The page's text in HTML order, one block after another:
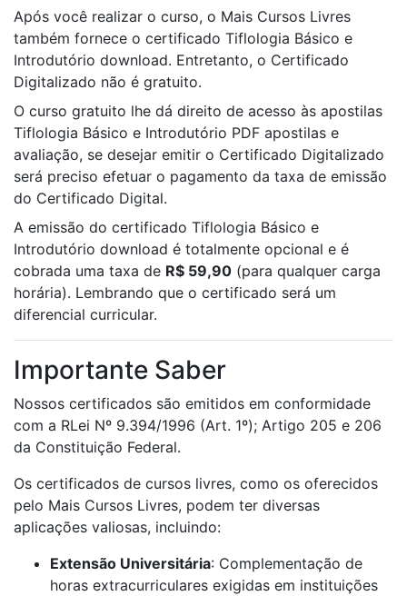
Após você realizar o curso, o Mais Cursos Livres
também fornece o certificado Tiflologia Básico e
Introdutório download. Entretanto, o Certificado
Digitalizado não é gratuito.
O curso gratuito lhe dá direito de acesso às apostilas
Tiflologia Básico e Introdutório PDF apostilas e
avaliação, se desejar emitir o Certificado Digitalizado
será preciso efetuar o pagamento da taxa de emissão
do Certificado Digital.
A emissão do certificado Tiflologia Básico e
Introdutório download é totalmente opcional e é
cobrada uma taxa de R$ 59,90 (para qualquer carga
horária). Lembrando que o certificado será um
diferencial curricular.
Importante Saber
Nossos certificados são emitidos em conformidade
com a RLei Nº 9.394/1996 (Art. 1º); Artigo 205 e 206
da Constituição Federal.
Os certificados de cursos livres, como os oferecidos
pelo Mais Cursos Livres, podem ter diversas
aplicações valiosas, incluindo:
Extensão Universitária: Complementação de
horas extracurriculares exigidas em instituições